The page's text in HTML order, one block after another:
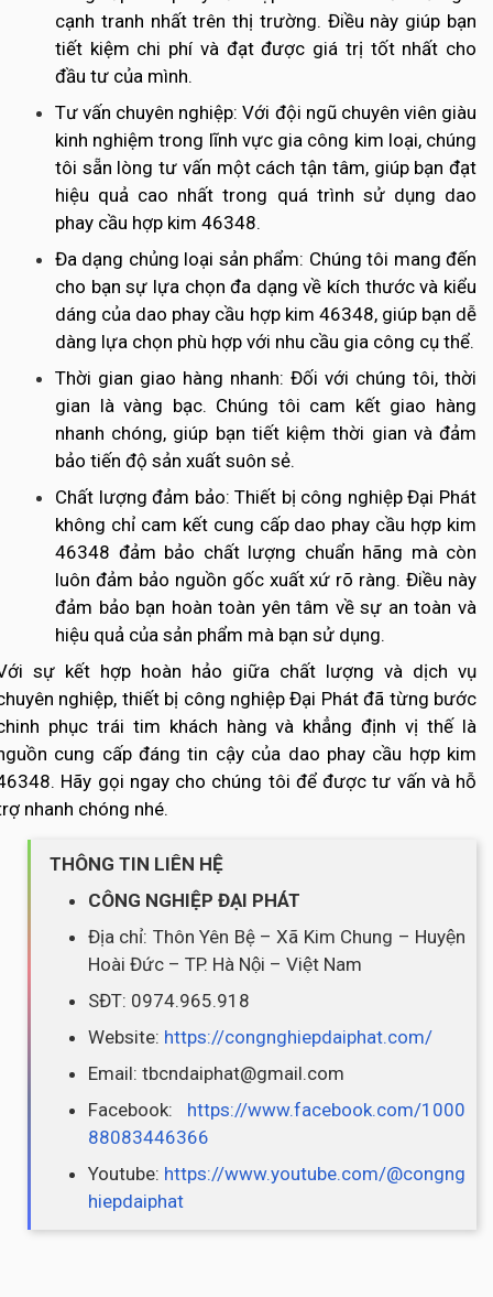
cạnh tranh nhất trên thị trường. Điều này giúp bạn
tiết kiệm chi phí và đạt được giá trị tốt nhất cho
đầu tư của mình.
Tư vấn chuyên nghiệp: Với đội ngũ chuyên viên giàu
kinh nghiệm trong lĩnh vực gia công kim loại, chúng
tôi sẵn lòng tư vấn một cách tận tâm, giúp bạn đạt
hiệu quả cao nhất trong quá trình sử dụng dao
phay cầu hợp kim 46348.
Đa dạng chủng loại sản phẩm: Chúng tôi mang đến
cho bạn sự lựa chọn đa dạng về kích thước và kiểu
dáng của dao phay cầu hợp kim 46348, giúp bạn dễ
dàng lựa chọn phù hợp với nhu cầu gia công cụ thể.
Thời gian giao hàng nhanh: Đối với chúng tôi, thời
gian là vàng bạc. Chúng tôi cam kết giao hàng
nhanh chóng, giúp bạn tiết kiệm thời gian và đảm
bảo tiến độ sản xuất suôn sẻ.
Chất lượng đảm bảo: Thiết bị công nghiệp Đại Phát
không chỉ cam kết cung cấp dao phay cầu hợp kim
46348 đảm bảo chất lượng chuẩn hãng mà còn
luôn đảm bảo nguồn gốc xuất xứ rõ ràng. Điều này
đảm bảo bạn hoàn toàn yên tâm về sự an toàn và
hiệu quả của sản phẩm mà bạn sử dụng.
sự kết hợp hoàn hảo giữa chất lượng và dịch vụ
nghiệp, thiết bị công nghiệp Đại Phát đã từng bước
phục trái tim khách hàng và khẳng định vị thế là
cung cấp đáng tin cậy của dao phay cầu hợp kim
Hãy gọi ngay cho chúng tôi để được tư vấn và hỗ
nhanh chóng nhé.
THÔNG TIN LIÊN HỆ
CÔNG NGHIỆP ĐẠI PHÁT
Địa chỉ: Thôn Yên Bệ – Xã Kim Chung – Huyện
Hoài Đức – TP. Hà Nội – Việt Nam
SĐT: 0974.965.918
Website: https://congnghiepdaiphat.com/
Email: tbcndaiphat@gmail.com
Facebook: https://www.facebook.com/1000
88083446366
Youtube: https://www.youtube.com/@congng
hiepdaiphat